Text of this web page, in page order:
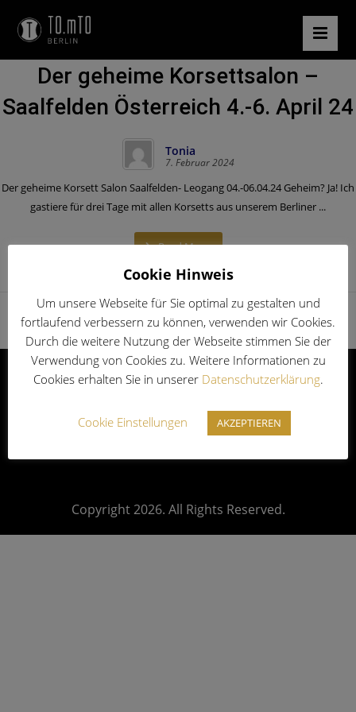
Der geheime Korsettsalon –
Saalfelden Österreich 4.-6. April 24
Tonia
7. Februar 2024
Der geheime Korsett Salon Saalfelden- Leogang 04.-06.04.24 Geheim? Ja! Ich
gastiere für drei Tage mit allen Korsetts aus unserem Berliner ...
Read More
Impressum| Datenschutz|AGB|
Copyright 2026. All Rights Reserved.
Cookie Hinweis
Um unsere Webseite für Sie optimal zu gestalten und
fortlaufend verbessern zu können, verwenden wir Cookies.
Durch die weitere Nutzung der Webseite stimmen Sie der
Verwendung von Cookies zu. Weitere Informationen zu
Cookies erhalten Sie in unserer Datenschutzerklärung.
Cookie Einstellungen AKZEPTIEREN